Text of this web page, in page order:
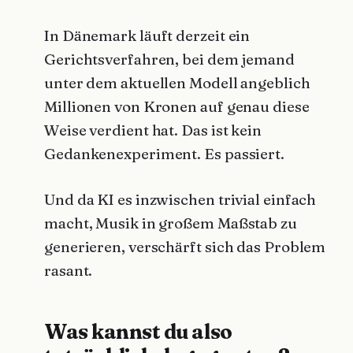
In Dänemark läuft derzeit ein
Gerichtsverfahren, bei dem jemand
unter dem aktuellen Modell angeblich
Millionen von Kronen auf genau diese
Weise verdient hat. Das ist kein
Gedankenexperiment. Es passiert.
Und da KI es inzwischen trivial einfach
macht, Musik in großem Maßstab zu
generieren, verschärft sich das Problem
rasant.
Was kannst du also